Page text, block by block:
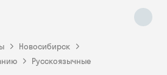
Новосибирск
Русскоязычные